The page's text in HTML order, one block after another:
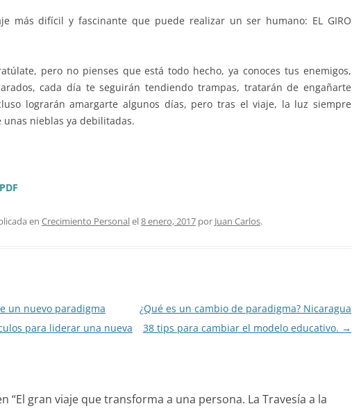
más difícil y fascinante que puede realizar un ser humano: EL GIRO
pero no pienses que está todo hecho, ya conoces tus enemigos,
cada día te seguirán tendiendo trampas, tratarán de engañarte
lograrán amargarte algunos días, pero tras el viaje, la luz siempre
unas nieblas ya debilitadas.
en Crecimiento Personalel8 enero, 2017 por Juan Carlos.
un nuevo paradigma
para liderar una nueva
¿Qué es un cambio de paradigma? Nicaragua
38 tips para cambiar el modelo educativo. →
“El gran viaje que transforma a una persona. La Travesía a la